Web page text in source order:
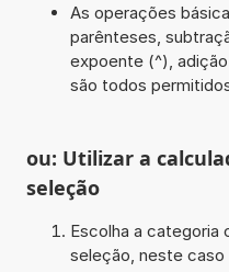
As operações
parênteses,
expoente (^),
são todos
ou: Utilizar a
seleção
Escolha a categoria
seleção, neste caso